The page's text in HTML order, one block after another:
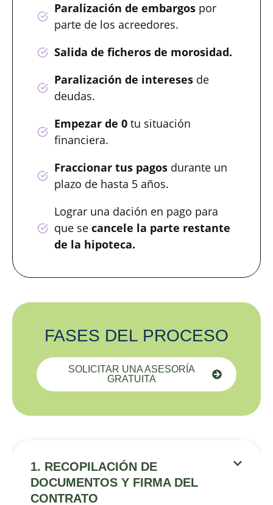
Paralización de embargospor
parte de los acreedores.
Salida de ficheros de morosidad.
Paralización de intereses de
deudas.
Empezar de 0 tu situación
financiera.
Fraccionar tus pagosdurante un
plazo de hasta 5 años.
Lograr una dación en pago para
que se cancele la parte restante
de la hipoteca.
FASES DEL PROCESO
SOLICITAR UNA ASESORÍA
GRATUITA
1. RECOPILACIÓN DE
DOCUMENTOS Y FIRMA DEL
CONTRATO